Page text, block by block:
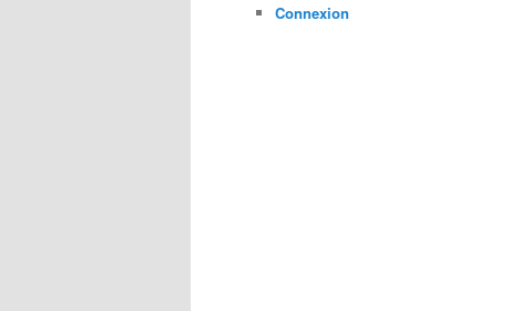
Connexion